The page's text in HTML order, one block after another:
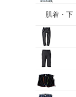
肌着・下